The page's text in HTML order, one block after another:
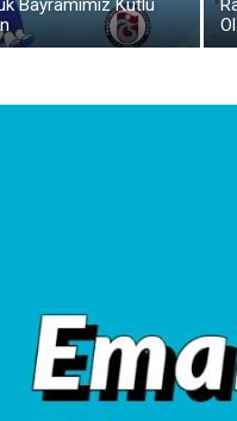
Bayramımız Kutlu